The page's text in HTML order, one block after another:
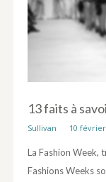
13 faits à
Sullivan 10
La Fashion Week,
Fashions Weeks